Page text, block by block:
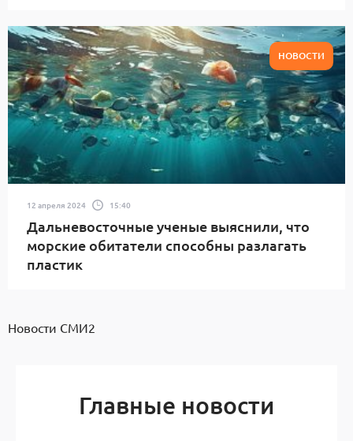
НОВОСТИ
12 апреля 2024 15:40
Дальневосточные ученые выяснили, что
морские обитатели способны разлагать
пластик
Новости СМИ2
Главные новости